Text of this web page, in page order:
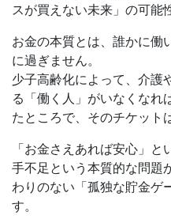
スが買えない未来」の可能
お金の本質とは、誰かに働
に過ぎません。
少子高齢化によって、介護
る「働く人」がいなくなれ
たところで、そのチケット
「お金さえあれば安心」
手不足という本質的な問題
わりのない「孤独な貯金ゲ
す。